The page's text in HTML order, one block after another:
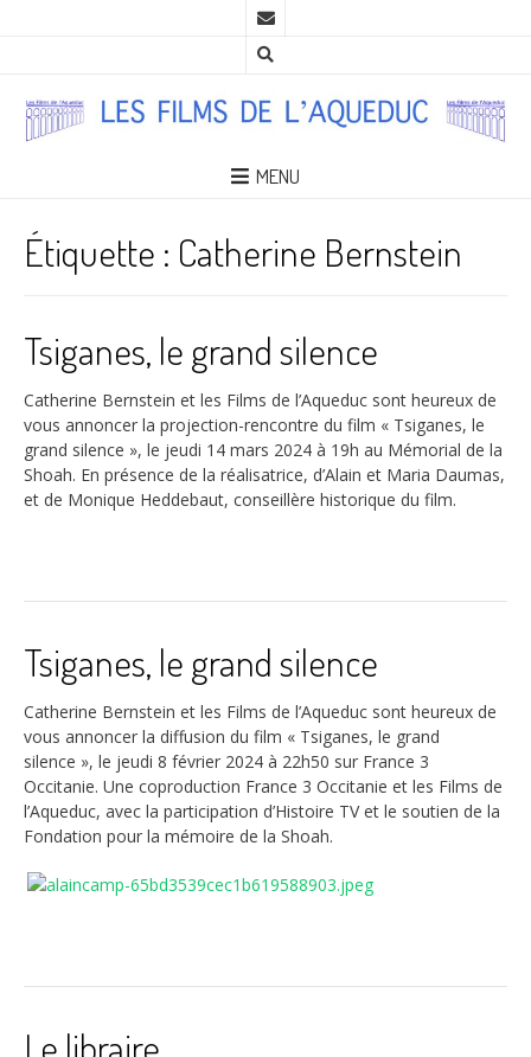
MENU
Étiquette : Catherine Bernstein
Tsiganes, le grand silence
Catherine Bernstein et les Films de l’Aqueduc sont heureux de
vous annoncer la projection-rencontre du film « Tsiganes, le
grand silence », le jeudi 14 mars 2024 à 19h au Mémorial de la
Shoah. En présence de la réalisatrice, d’Alain et Maria Daumas,
et de Monique Heddebaut, conseillère historique du film.
Tsiganes, le grand silence
Catherine Bernstein et les Films de l’Aqueduc sont heureux de
vous annoncer la diffusion du film « Tsiganes, le grand
silence », le jeudi 8 février 2024 à 22h50 sur France 3
Occitanie. Une coproduction France 3 Occitanie et les Films de
l’Aqueduc, avec la participation d’Histoire TV et le soutien de la
Fondation pour la mémoire de la Shoah.
Le libraire